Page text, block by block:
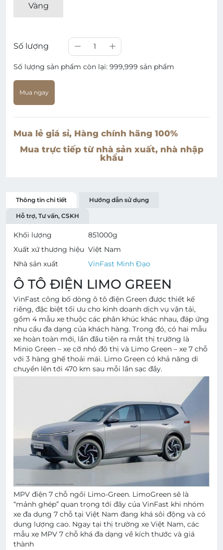
Vàng
Số lượng 1
Số lượng sản phẩm còn lại: 999,999 sản phẩm
Mua ngay
Mua lẻ giá sỉ, Hàng chính hãng 100%
Mua trực tiếp từ nhà sản xuất, nhà nhập
khẩu
Thông tin chi tiết Hướng dẫn sử dụng
Hỗ trợ, Tư vấn, CSKH
Khối lượng 851000g
Xuất xứ thương hiệu Việt Nam
Nhà sản xuất
VinFast Minh Đạo
Ô TÔ ĐIỆN LIMO GREEN
VinFast công bố dòng ô tô điện Green được thiết kế
riêng, đặc biệt tối ưu cho kinh doanh dịch vụ vận tải,
gồm 4 mẫu xe thuộc các phân khúc khác nhau, đáp ứng
nhu cầu đa dạng của khách hàng. Trong đó, có hai mẫu
xe hoàn toàn mới, lần đầu tiên ra mắt thị trường là
Minio Green – xe cỡ nhỏ đô thị và Limo Green – xe 7 chỗ
với 3 hàng ghế thoải mái. Limo Green có khả năng di
chuyển lên tới 470 km sau mỗi lần sạc đầy.
MPV điện 7 chỗ ngồi Limo-Green. LimoGreen sẽ là
“mảnh ghép” quan trọng tới đây của VinFast khi nhóm
xe đa dụng 7 chỗ tại Việt Nam đang khá sôi động và có
dung lượng cao. Ngay tại thị trường xe Việt Nam, các
mẫu xe MPV 7 chỗ khá đa dạng về kích thước và giá
thành